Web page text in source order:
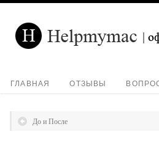
ГЛАВНАЯ ОТЗЫВЫ
До и После